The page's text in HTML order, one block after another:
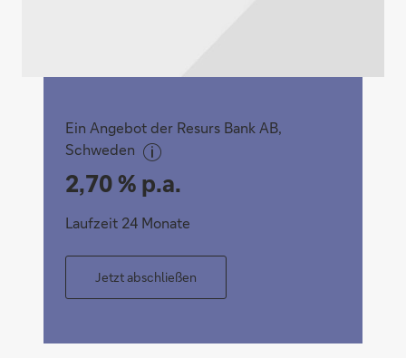
Ein Angebot der Resurs Bank AB,
Schweden
2,70 % p.a.
Laufzeit 24 Monate
Jetzt abschließen